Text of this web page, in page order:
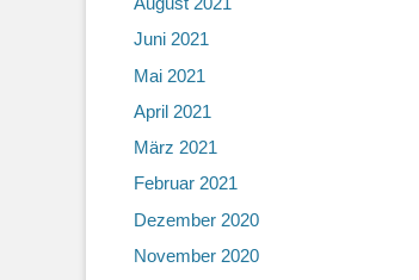
Juni 2021
Mai 2021
April 2021
März 2021
Februar 2021
Dezember 2020
November 2020